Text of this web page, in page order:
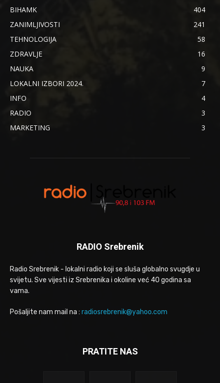
BIHAMK
404
ZANIMLJIVOSTI
241
TEHNOLOGIJA
58
ZDRAVLJE
16
NAUKA
9
LOKALNI IZBORI 2024.
7
INFO
4
RADIO
3
MARKETING
3
RADIO Srebrenik
Radio Srebrenik - lokalni radio koji se sluša globalno svugdje u
svijetu. Sve vijesti iz Srebrenika i okoline već 40 godina sa
vama.
Pošaljite nam mail na : radiosrebrenik@yahoo.com
PRATITE NAS